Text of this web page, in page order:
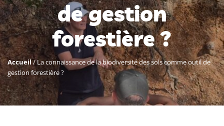
de gestion
forestière ?
Accueil/La connaissance de la biodiversité des sols comme outil de
gestion forestière ?